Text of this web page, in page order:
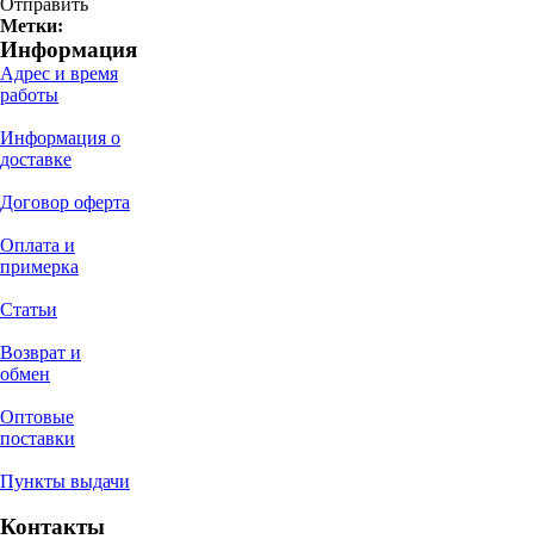
Отправить
Метки:
Информация
Адрес и время
работы
Информация о
доставке
Договор оферта
Оплата и
примерка
Статьи
Возврат и
обмен
Оптовые
поставки
Пункты выдачи
Контакты